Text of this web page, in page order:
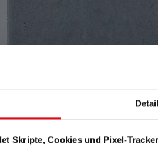
Skripte, Cookies und Pixel-Tracker